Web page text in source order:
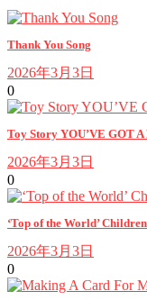
Thank You Song
2026年3月3日
0
Toy Story YOU’VE GOT
2026年3月3日
0
‘Top of the World’
2026年3月3日
0